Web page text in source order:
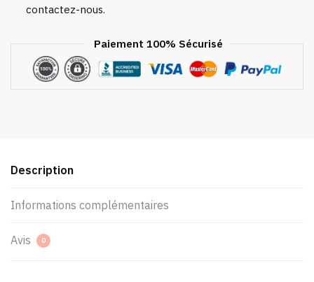
contactez-nous.
Paiement 100% Sécurisé
Description
Informations complémentaires
Avis 0